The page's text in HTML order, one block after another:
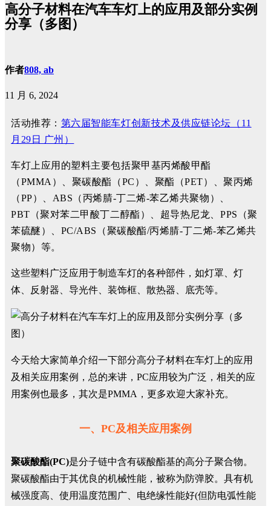
高分子材料在汽车车灯上的应用及部分实例
分享（多图）
作者808, ab
11 月 6, 2024
活动推荐： 第六届智能车灯创新技术及供应链论坛（11
月29日 广州）
车灯上应用的塑料主要包括聚甲基丙烯酸甲酯
（PMMA）、聚碳酸酯（PC）、聚酯（PET）、聚丙烯
（PP）、ABS（丙烯腈-丁二烯-苯乙烯共聚物）、
PBT（聚对苯二甲酸丁二醇酯）、超导热尼龙、PPS（聚
苯硫醚）、PC/ABS（聚碳酸酯/丙烯腈-丁二烯-苯乙烯共
聚物）等。
这些塑料广泛应用于制造车灯的各种部件，如灯罩、灯
体、反射器、导光件、装饰框、散热器、底壳等。
今天给大家简单介绍一下部分高分子材料在车灯上的应用
及相关应用案例，总的来讲，PC应用较为广泛，相关的应
用案例也最多，其次是PMMA，更多欢迎大家补充。
一、PC及相关应用案例
聚碳酸酯(PC)是分子链中含有碳酸酯基的高分子聚合物。
聚碳酸酯由于其优良的机械性能，被称为防弹胶。具有机
械强度高、使用温度范围广、电绝缘性能好(但防电弧性能